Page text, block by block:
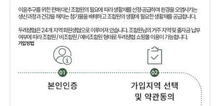
이윤추구를 위한 판매 대신 조합원의 필요에 따라 생활재를 선정·공급하며 환경을 오염시키는
생산과정과 건강을 해치는 첨가물을 배제하고 조합원의 생활에 필요한 생활재를 공급합니다.
두레생협은 24개 지역 회원생협으로 이루어져 있습니다. 조합원님의 거주 지역 및 출자금 납부
여부에 따라 조합원 / 비조합원 / 예비조합원 형태로 두레생협 쇼핑몰 이용이 가능합니다.
가입방법